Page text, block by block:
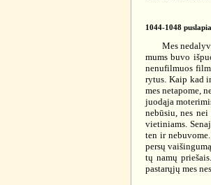
1044-1048
Mes
mums buvo
nenufilmuos
rytus. Kaip kad
mes netapome,
juodąja
nebūsiu, nes
vietiniams.
ten ir
persų
tų namų
pastarųjų mes